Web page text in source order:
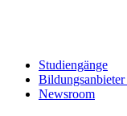
Studiengänge
Newsroom